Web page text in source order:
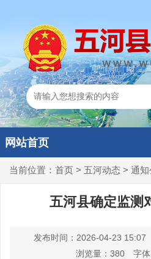
网站首页
当前位置： 首页 > 五河动态 > 通
五河县确定监测
发布时间：2026-04-23 15:07
浏览量： 380 字